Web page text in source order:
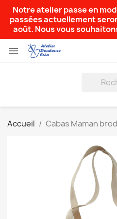
Notre atelier passe en
passées actuellement
août. Nous vous

Accueil Cabas Maman